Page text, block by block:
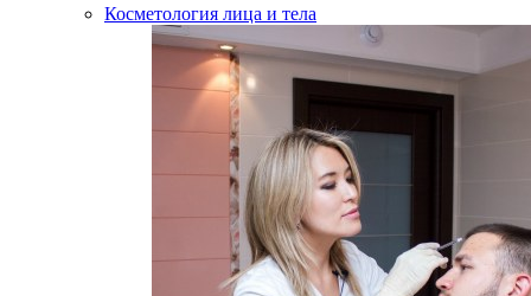
Косметология лица и тела